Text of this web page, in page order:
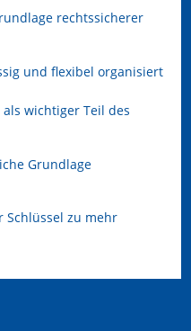
rechtssicherer
und flexibel organisiert
wichtiger Teil des
Grundlage
Schlüssel zu mehr